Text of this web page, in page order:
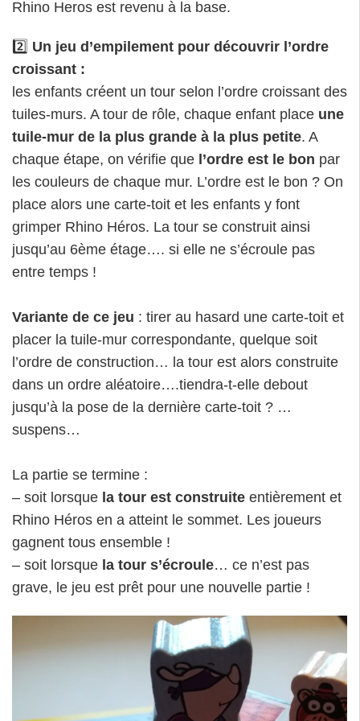
Rhino Heros est revenu à la base.
2️⃣ Un jeu d’empilement pour découvrir l’ordre
croissant :
les enfants créent un tour selon l’ordre croissant des
tuiles-murs. A tour de rôle, chaque enfant place une
tuile-mur de la plus grande à la plus petite. A
chaque étape, on vérifie que l’ordre est le bon par
les couleurs de chaque mur. L’ordre est le bon ? On
place alors une carte-toit et les enfants y font
grimper Rhino Héros. La tour se construit ainsi
jusqu’au 6ème étage…. si elle ne s’écroule pas
entre temps !
Variante de ce jeu : tirer au hasard une carte-toit et
placer la tuile-mur correspondante, quelque soit
l’ordre de construction… la tour est alors construite
dans un ordre aléatoire….tiendra-t-elle debout
jusqu’à la pose de la dernière carte-toit ? …
suspens…
La partie se termine :
– soit lorsque la tour est construite entièrement et
Rhino Héros en a atteint le sommet. Les joueurs
gagnent tous ensemble !
– soit lorsque la tour s’écroule… ce n’est pas
grave, le jeu est prêt pour une nouvelle partie !